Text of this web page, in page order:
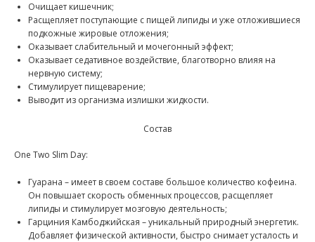
Очищает кишечник;
Расщепляет поступающие с пищей липиды и уже отложившиеся
подкожные жировые отложения;
Оказывает слабительный и мочегонный эффект;
Оказывает седативное воздействие, благотворно влияя на
нервную систему;
Стимулирует пищеварение;
Выводит из организма излишки жидкости.
Состав
One Two Slim Day:
Гуарана – имеет в своем составе большое количество кофеина.
Он повышает скорость обменных процессов, расщепляет
липиды и стимулирует мозговую деятельность;
Гарциния Камбоджийская – уникальный природный энергетик.
Добавляет физической активности, быстро снимает усталость и